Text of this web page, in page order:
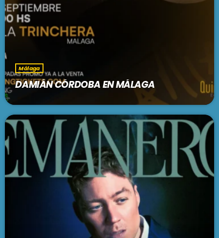
Málaga
DAMIÁN CÓRDOBA EN MÁLAGA